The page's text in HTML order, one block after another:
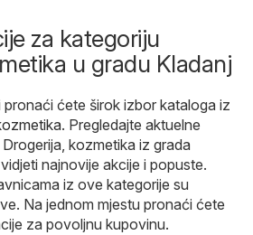
za kategoriju
u gradu Kladanj
ćete širok izbor kataloga iz
. Pregledajte aktuelne
kozmetika iz grada
najnovije akcije i popuste.
iz ove kategorije su
Na jednom mjestu pronaći ćete
za povoljnu kupovinu.